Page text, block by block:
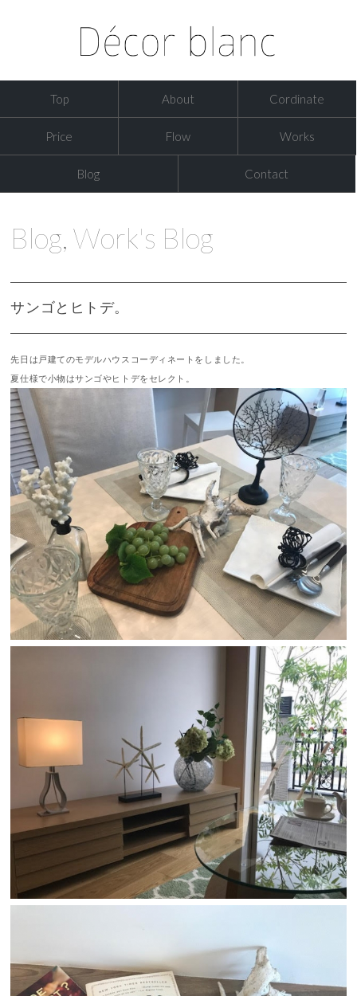
Top About Cordinate
Price Flow Works
Blog Contact
Blog,Work's Blog
サンゴとヒトデ。
先日は戸建てのモデルハウスコーディネートをしました。
夏仕様で小物はサンゴやヒトデをセレクト。